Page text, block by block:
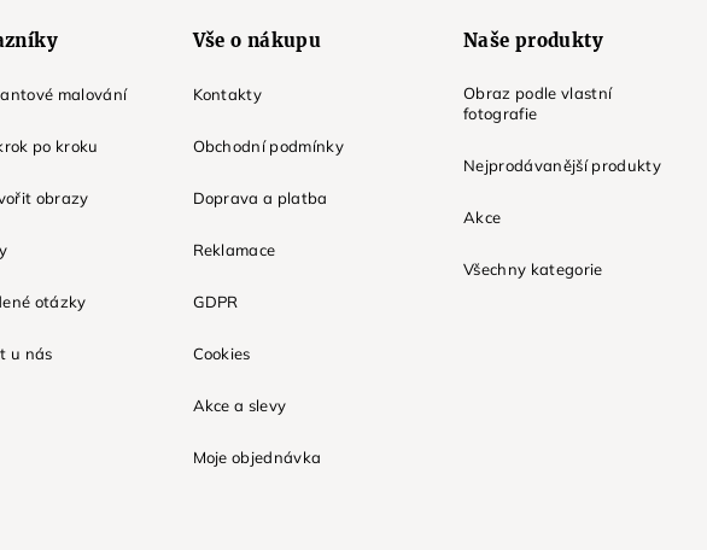
malování
po kroku
obrazy
otázky
u nás
Vše o nákupu
Kontakty
Obchodní podmínky
Doprava a platba
Reklamace
GDPR
Cookies
Akce a slevy
Moje objednávka
Naše produkty
Obraz podle vlastní
fotografie
Nejprodávanější produkty
Akce
Všechny kategorie